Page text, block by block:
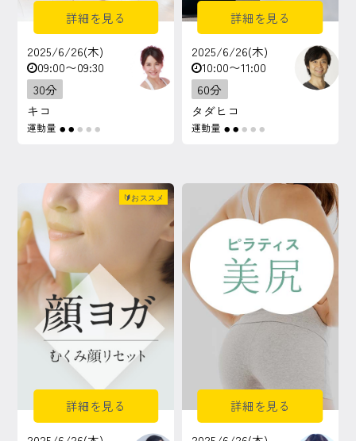
詳細を見る
2025/6/26(木)
09:00〜09:30
30分
キコ
運動量 ● ● ● ● ●
詳細を見る
2025/6/26(木)
10:00〜11:00
60分
タダヒコ
運動量 ● ● ● ● ●
🔰おススメ
詳細を見る 詳細を見る